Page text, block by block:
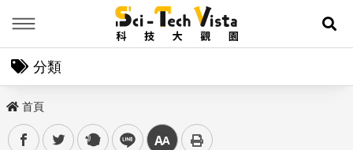
展
分類
首頁
facebooktwitter plurk line 中